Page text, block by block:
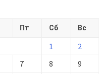
Пт Сб Вс
1
2
7 8
9